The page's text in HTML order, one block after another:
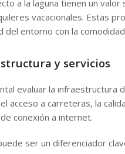
a la laguna tienen un
vacacionales. Estas
entorno con la
y servicios
evaluar la infraestructura
acceso a carreteras, la
conexión a internet.
ser un diferenciador